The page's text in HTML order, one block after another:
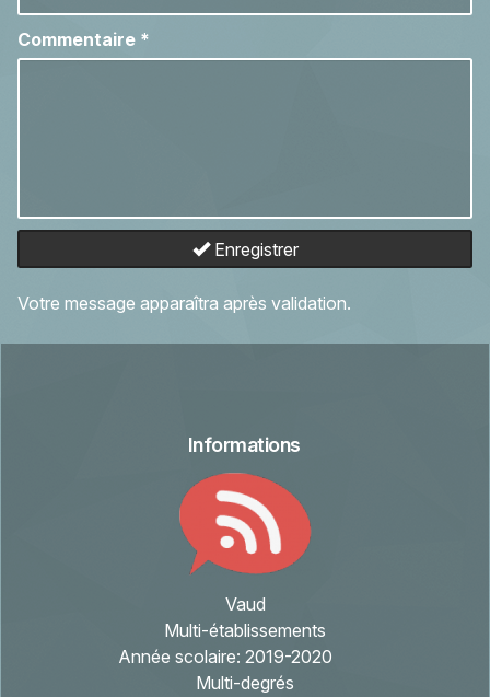
Commentaire *
Enregistrer
Votre message apparaîtra après validation.
Informations
Vaud
Multi-établissements
Année scolaire: 2019-2020
Multi-degrés